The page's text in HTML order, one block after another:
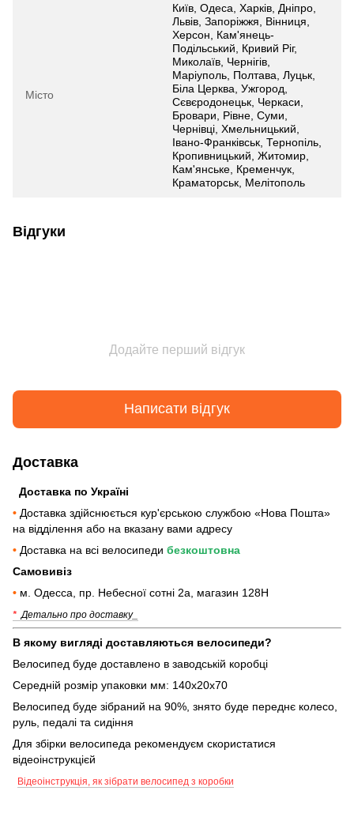
Місто
Київ, Одеса, Харків, Дніпро,
Львів, Запоріжжя, Вінниця,
Херсон, Кам'янець-
Подільський, Кривий Ріг,
Миколаїв, Чернігів,
Маріуполь, Полтава, Луцьк,
Біла Церква, Ужгород,
Сєвєродонецьк, Черкаси,
Бровари, Рівне, Суми,
Чернівці, Хмельницький,
Івано-Франківськ, Тернопіль,
Кропивницький, Житомир,
Кам'янське, Кременчук,
Краматорськ, Мелітополь
Відгуки
Додайте перший відгук
Написати відгук
Доставка
Доставка по Україні
• Доставка здійснюється кур'єрською службою «Нова Пошта»
на відділення або на вказану вами адресу
• Доставка на всі велосипеди безкоштовна
Самовивіз
• м. Одесса, пр. Небесної сотні 2а, магазин 128Н
* Детально про доставку_
В якому вигляді доставляються велосипеди?
Велосипед буде доставлено в заводській коробці
Середній розмір упаковки мм: 140х20х70
Велосипед буде зібраний на 90%, знято буде переднє колесо,
руль, педалі та сидіння
Для збірки велосипеда рекомендуєм скористатися
відеоінструкцієй
Відеоінструкція, як зібрати велосипед з коробки